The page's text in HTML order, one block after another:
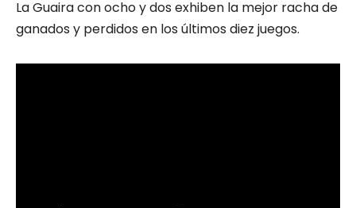
La Guaira con ocho y dos exhiben la mejor racha de
ganados y perdidos en los últimos diez juegos.